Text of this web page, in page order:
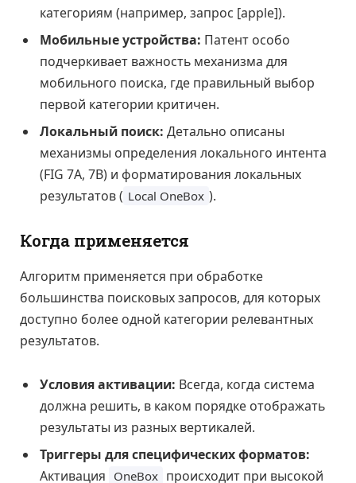
категориям (например, запрос [apple]).
Мобильные устройства: Патент особо
подчеркивает важность механизма для
мобильного поиска, где правильный выбор
первой категории критичен.
Локальный поиск: Детально описаны
механизмы определения локального интента
(FIG 7A, 7B) и форматирования локальных
результатов ( Local OneBox ).
Когда применяется
Алгоритм применяется при обработке
большинства поисковых запросов, для которых
доступно более одной категории релевантных
результатов.
Условия активации: Всегда, когда система
должна решить, в каком порядке отображать
результаты из разных вертикалей.
Триггеры для специфических форматов:
Активация OneBox происходит при высокой